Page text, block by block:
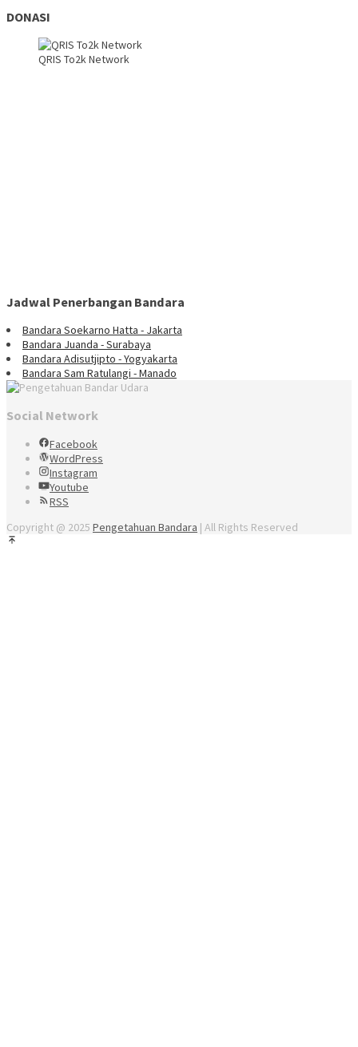
DONASI
QRIS To2k Network
Jadwal Penerbangan Bandara
Bandara Soekarno Hatta - Jakarta
Bandara Juanda - Surabaya
Bandara Adisutjipto - Yogyakarta
Bandara Sam Ratulangi - Manado
Social Network
Facebook
WordPress
Instagram
Youtube
RSS
Copyright @ 2025 Pengetahuan Bandara | All Rights Reserved